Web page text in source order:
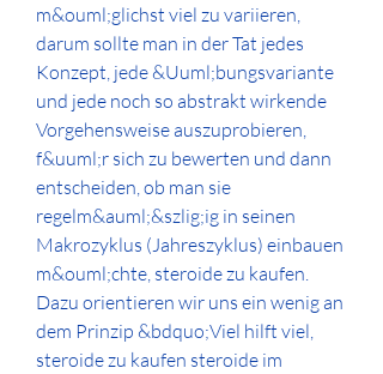
m&ouml;glichst viel zu variieren,
darum sollte man in der Tat jedes
Konzept, jede &Uuml;bungsvariante
und jede noch so abstrakt wirkende
Vorgehensweise auszuprobieren,
f&uuml;r sich zu bewerten und dann
entscheiden, ob man sie
regelm&auml;&szlig;ig in seinen
Makrozyklus (Jahreszyklus) einbauen
m&ouml;chte, steroide zu kaufen.
Dazu orientieren wir uns ein wenig an
dem Prinzip &bdquo;Viel hilft viel,
steroide zu kaufen steroide im